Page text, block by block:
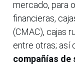
mercado, para
financieras,
(CMAC), cajas
entre otras; así
compañías de